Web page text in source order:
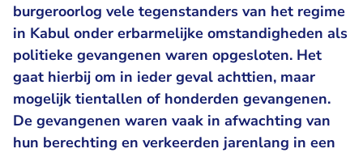
burgeroorlog vele tegenstanders van het regime
in Kabul onder erbarmelijke omstandigheden als
politieke gevangenen waren opgesloten. Het
gaat hierbij om in ieder geval achttien, maar
mogelijk tientallen of honderden gevangenen.
De gevangenen waren vaak in afwachting van
hun berechting en verkeerden jarenlang in een